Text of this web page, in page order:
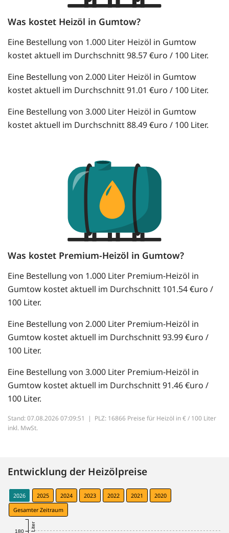
Was kostet Heizöl in Gumtow?
Eine Bestellung von 1.000 Liter Heizöl in Gumtow
kostet aktuell im Durchschnitt 98.57 €uro / 100 Liter.
Eine Bestellung von 2.000 Liter Heizöl in Gumtow
kostet aktuell im Durchschnitt 91.01 €uro / 100 Liter.
Eine Bestellung von 3.000 Liter Heizöl in Gumtow
kostet aktuell im Durchschnitt 88.49 €uro / 100 Liter.
Was kostet Premium-Heizöl in Gumtow?
Eine Bestellung von 1.000 Liter Premium-Heizöl in
Gumtow kostet aktuell im Durchschnitt 101.54 €uro /
100 Liter.
Eine Bestellung von 2.000 Liter Premium-Heizöl in
Gumtow kostet aktuell im Durchschnitt 93.99 €uro /
100 Liter.
Eine Bestellung von 3.000 Liter Premium-Heizöl in
Gumtow kostet aktuell im Durchschnitt 91.46 €uro /
100 Liter.
Stand: 07.08.2026 07:09:51 | PLZ: 16866 Preise für Heizöl in € / 100 Liter
inkl. MwSt.
Entwicklung der Heizölpreise
2026 2025 2024 2023 2022 2021
2020
Gesamter Zeitraum
180